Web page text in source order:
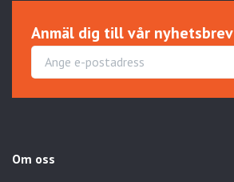
Anmäl dig till vår nyhetsbrev
Om oss